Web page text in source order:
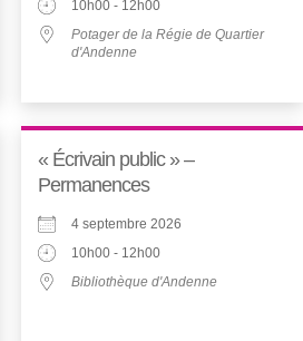
10h00 - 12h00
Potager de la Régie de Quartier
d'Andenne
« Écrivain public » –
Permanences
4 septembre 2026
10h00 - 12h00
Bibliothèque d'Andenne